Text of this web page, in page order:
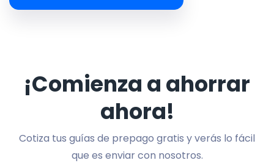
¡Comienza a ahorrar
ahora!
Cotiza tus guías de prepago gratis y verás lo fácil
que es enviar con nosotros.